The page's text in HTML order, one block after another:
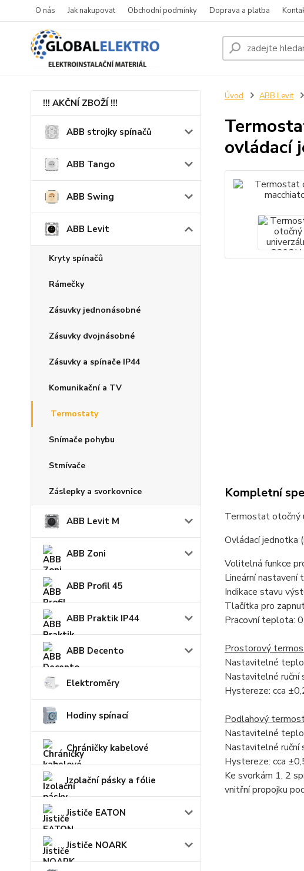
O nás Jak nakupovat Obchodní podmínky Doprava a platba
!!! AKČNÍ ZBOŽÍ !!!
ABB strojky spínačů
ABB Tango
ABB Swing
ABB Levit
Kryty spínačů
Rámečky
Zásuvky jednonásobné
Zásuvky dvojnásobné
Zásuvky a spínače IP44
Komunikační a TV
Termostaty
Snímače pohybu
Stmívače
Záslepky a svorkovnice
ABB Levit M
ABB Zoni
ABB Profil 45
ABB Praktik IP44
ABB Decento
Elektroměry
Hodiny spínací
Chráničky kabelové
Izolační pásky a fólie
Jističe EATON
Jističe NOARK
Úvod ABB Levit
ovládací
Kompletní
Termostat otočný
Ovládací jednotka
Volitelná funkce
Lineární nastavení
Indikace stavu
Tlačítka pro
Pracovní teplota:
Prostorový
Nastavitelné
Nastavitelné ruční
Hystereze: cca
Podlahový
Nastavitelné
Nastavitelné ruční
Hystereze: cca
Ke svorkám 1, 2
vnitřní propojku